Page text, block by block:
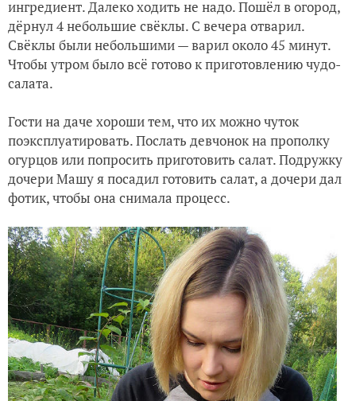
ингредиент. Далеко ходить не надо. Пошёл в огород,
дёрнул 4 небольшие свёклы. C вечера отварил.
Свёклы были небольшими — варил около 45 минут.
Чтобы утром было всё готово к приготовлению чудо-
салата.
Гости на даче хороши тем, что их можно чуток
поэксплуатировать. Послать девчонок на прополку
огурцов или попросить приготовить салат. Подружку
дочери Машу я посадил готовить салат, а дочери дал
фотик, чтобы она снимала процесс.